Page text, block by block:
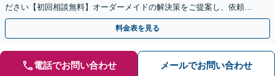
ださい【初回相談無料】オーダーメイドの解決策をご提案し、依頼者
の方の経済的再生に向けて尽力します【勝山町駅3分】
料金表を見る
電話でお問い合わせ メールでお問い合わせ